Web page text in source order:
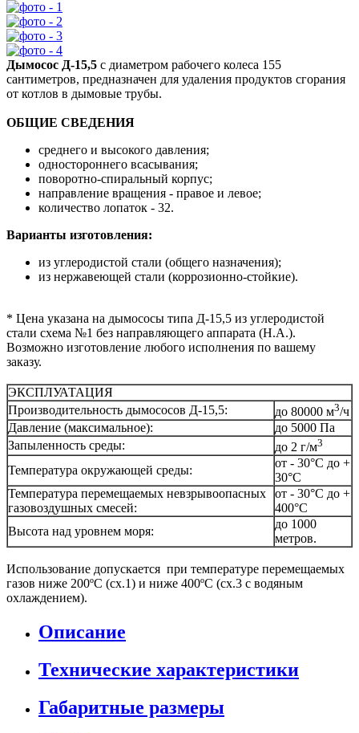
Дымосос Д-15,5 с диаметром рабочего колеса 155
сантиметров, предназначен для удаления продуктов сгорания
от котлов в дымовые трубы.
ОБЩИЕ СВЕДЕНИЯ
среднего и высокого давления;
одностороннего всасывания;
поворотно-спиральный корпус;
направление вращения - правое и левое;
количество лопаток - 32.
Варианты изготовления:
из углеродистой стали (общего назначения);
из нержавеющей стали (коррозионно-стойкие).
* Цена указана на дымососы типа Д-15,5 из углеродистой
стали схема №1 без направляющего аппарата (Н.А.).
Возможно изготовление любого исполнения по вашему
заказу.
ЭКСПЛУАТАЦИЯ
Производительность дымососов Д-15,5:
до 80000 м3/ч
Давление (максимальное):
до 5000 Па
Запыленность среды:
до 2 г/м3
Температура окружающей среды:
от - 30°С до +
30°С
Температура перемещаемых невзрывоопасных
газовоздушных смесей:
от - 30°С до +
400°С
Высота над уровнем моря:
до 1000
метров.
Использование допускается при температуре перемещаемых
газов ниже 200ºС (сх.1) и ниже 400ºС (сх.3 с водяным
охлаждением).
Описание
Технические характеристики
Габаритные размеры